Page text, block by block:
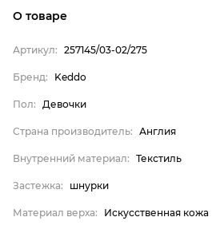
Бренд
Пол
Материал подошвы
О товаре
Артикул: 257145/03-02/275
Бренд: Keddo
Пол: Девочки
Страна производитель: Англия
Внутренний материал: Текстиль
Застежка: шнурки
Материал верха: Искусственная кожа